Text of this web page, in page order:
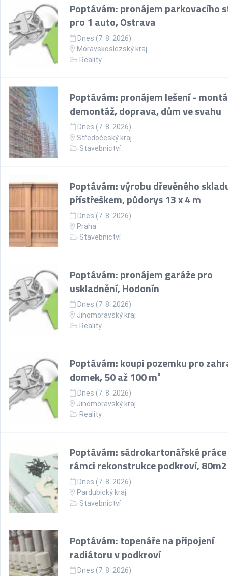
Poptávám: pronájem parkovacího
pro 1 auto, Ostrava
Dnes (7. 8. 2026)
Moravskoslezský kraj
Reality
Poptávám: pronájem lešení -
demontáž, doprava, dům ve svahu
Dnes (7. 8. 2026)
Středočeský kraj
Stavebnictví
Poptávám: výrobu dřevěného
přístřeškem, půdorys 13 x 4 m
Dnes (7. 8. 2026)
Praha
Stavebnictví
Poptávám: pronájem garáže pro
uskladnění, Hodonín
Dnes (7. 8. 2026)
Jihomoravský kraj
Reality
Poptávám: koupi pozemku pro
domek, 50 až 100 m²
Dnes (7. 8. 2026)
Jihomoravský kraj
Reality
Poptávám: sádrokartonářské
rámci rekonstrukce podkroví, 80m2
Dnes (7. 8. 2026)
Pardubický kraj
Stavebnictví
Poptávám: topenáře na připojení
radiátoru v podkroví
Dnes (7. 8. 2026)